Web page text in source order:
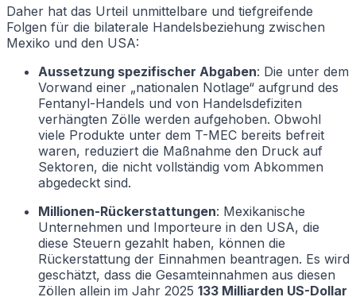
Daher hat das Urteil unmittelbare und tiefgreifende
Folgen für die bilaterale Handelsbeziehung zwischen
Mexiko und den USA:
Aussetzung spezifischer Abgaben: Die unter dem
Vorwand einer „nationalen Notlage“ aufgrund des
Fentanyl-Handels und von Handelsdefiziten
verhängten Zölle werden aufgehoben. Obwohl
viele Produkte unter dem T-MEC bereits befreit
waren, reduziert die Maßnahme den Druck auf
Sektoren, die nicht vollständig vom Abkommen
abgedeckt sind.
Millionen-Rückerstattungen: Mexikanische
Unternehmen und Importeure in den USA, die
diese Steuern gezahlt haben, können die
Rückerstattung der Einnahmen beantragen. Es wird
geschätzt, dass die Gesamteinnahmen aus diesen
Zöllen allein im Jahr 2025 133 Milliarden US-Dollar